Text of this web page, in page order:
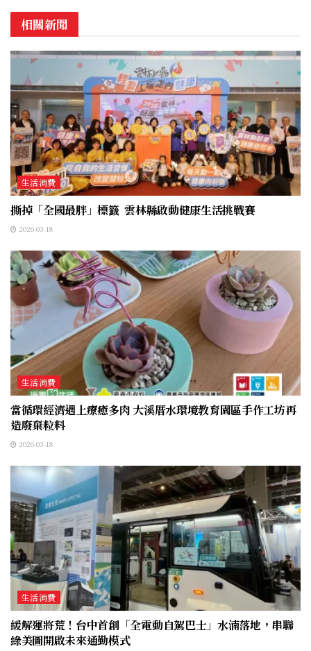
相關新聞
生活消費
撕掉「全國最胖」標籤 雲林縣啟動健康生活挑戰賽
2026-03-18
生活消費
當循環經濟遇上療癒多肉 大溪厝水環境教育園區手作工坊再
造廢棄粒料
2026-03-18
生活消費
緩解運將荒！台中首創「全電動自駕巴士」水湳落地，串聯
綠美圖開啟未來通勤模式